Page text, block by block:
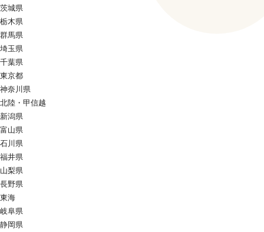
茨城県
栃木県
群馬県
埼玉県
千葉県
東京都
神奈川県
北陸・甲信越
新潟県
富山県
石川県
福井県
山梨県
長野県
東海
岐阜県
静岡県